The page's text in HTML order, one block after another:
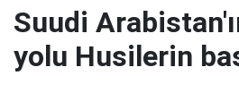
Suudi
yolu Husilerin